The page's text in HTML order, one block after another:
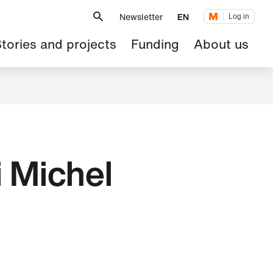
Newsletter EN Log in
and projects Funding About us
Michel